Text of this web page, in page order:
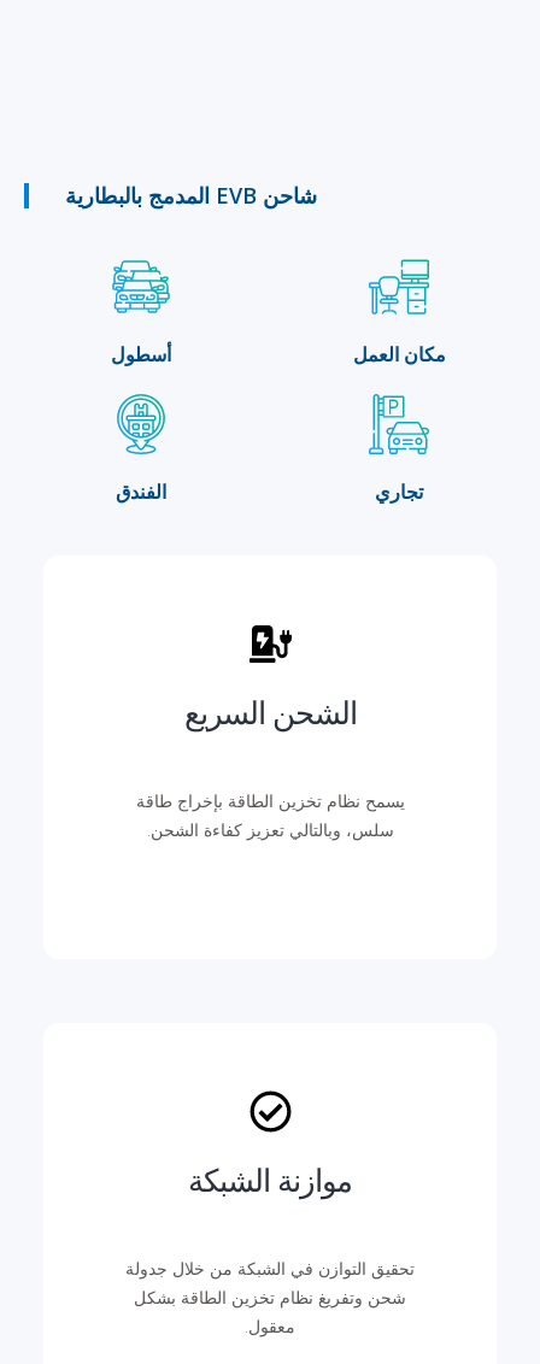
مكان العمل
الشحن السريع
يسمح نظام تخزين الطاقة بإخراج طاقة
سلس، وبالتالي تعزيز كفاءة الشحن.
موازنة الشبكة
تحقيق التوازن في الشبكة من خلال جدولة
شحن وتفريغ نظام تخزين الطاقة بشكل